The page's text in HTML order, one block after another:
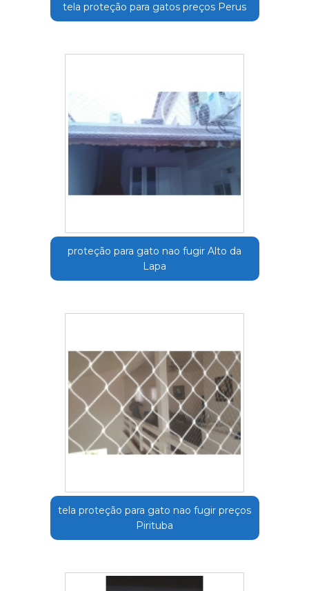
tela proteção para gatos preços Perus
proteção para gato nao fugir Alto da
Lapa
tela proteção para gato nao fugir preços
Pirituba